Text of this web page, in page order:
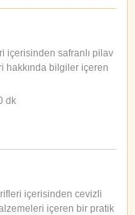
içerisinden safranlı pilav
hakkında bilgiler içeren
dk
içerisinden cevizli
içeren bir pratik